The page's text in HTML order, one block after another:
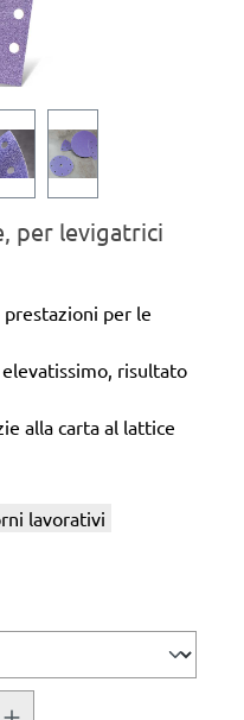
per levigatrici
per le
risultato
alla carta al lattice
lavorativi